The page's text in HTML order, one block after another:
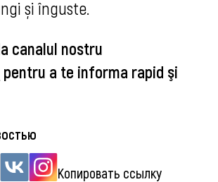
și înguste.
canalul nostru
pentru a te informa rapid şi
Копировать ссылку